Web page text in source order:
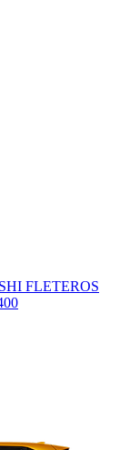
FLETEROS